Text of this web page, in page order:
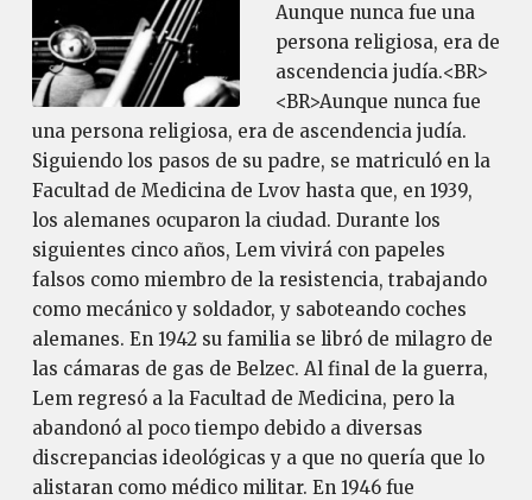
Aunque nunca fue una
persona religiosa, era de
ascendencia judía.<BR>
<BR>Aunque nunca fue
una persona religiosa, era de ascendencia judía.
Siguiendo los pasos de su padre, se matriculó en la
Facultad de Medicina de Lvov hasta que, en 1939,
los alemanes ocuparon la ciudad. Durante los
siguientes cinco años, Lem vivirá con papeles
falsos como miembro de la resistencia, trabajando
como mecánico y soldador, y saboteando coches
alemanes. En 1942 su familia se libró de milagro de
las cámaras de gas de Belzec. Al final de la guerra,
Lem regresó a la Facultad de Medicina, pero la
abandonó al poco tiempo debido a diversas
discrepancias ideológicas y a que no quería que lo
alistaran como médico militar. En 1946 fue